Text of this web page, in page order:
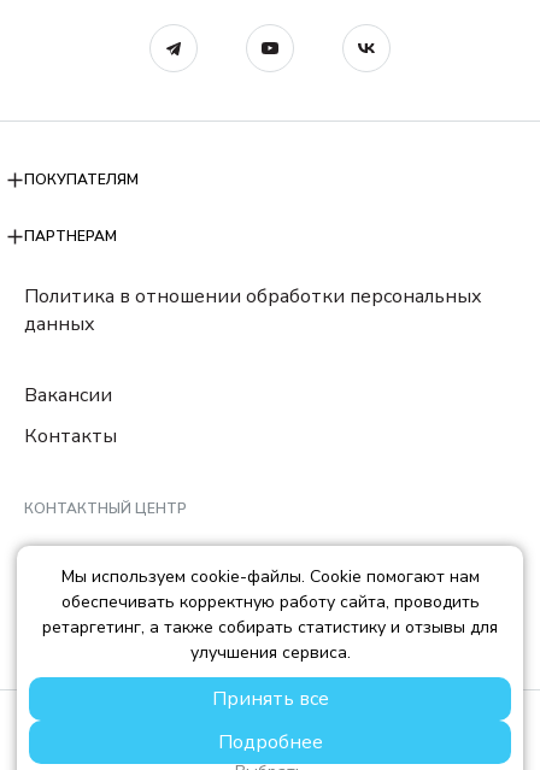
ПОКУПАТЕЛЯМ
ПАРТНЕРАМ
Политика в отношении обработки персональных
данных
Вакансии
Контакты
КОНТАКТНЫЙ ЦЕНТР
8 (800) 222-78-29
Ежедневно с 10:00 до 22:00 МCK
info@trendisland.ru
© TREND ISLAND
ООО «ТРЕНД АЙЛЕНД», ОГРН: 1217700568667, ИНН:
Мы используем cookie-файлы. Cookie помогают нам
обеспечивать корректную работу сайта, проводить
ретаргетинг, а также собирать статистику и отзывы для
улучшения сервиса.
Принять все
Подробнее